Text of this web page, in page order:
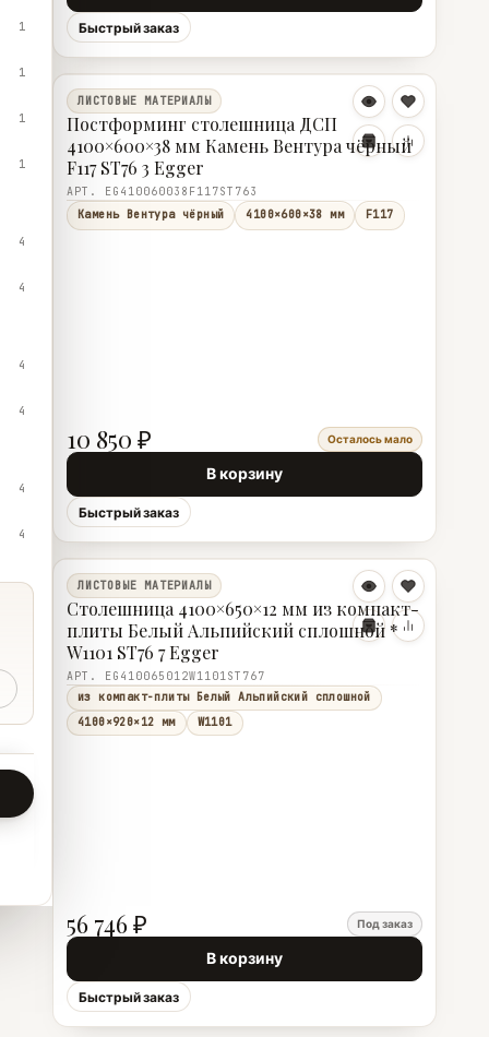
1
1
1
1
4
4
4
4
4
4
Быстрый заказ
ЛИСТОВЫЕ МАТЕРИАЛЫ
Постформинг столешница ДСП
4100×600×38 мм Камень Вентура чёрный
F117 ST76 3 Egger
АРТ. EG410060038F117ST763
Камень Вентура чёрный
4100×600×38 мм F117
10 850 ₽ Осталось мало
В корзину
Быстрый заказ
ЛИСТОВЫЕ МАТЕРИАЛЫ
Столешница 4100×650×12 мм из компакт-
плиты Белый Альпийский сплошной *
W1101 ST76 7 Egger
АРТ. EG410065012W1101ST767
из компакт-плиты Белый Альпийский сплошной
4100×920×12 мм
W1101
56 746 ₽ Под заказ
В корзину
Быстрый заказ